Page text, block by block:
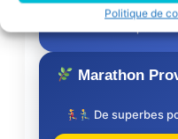
Politique de
Une belle
Marathon
De superbes